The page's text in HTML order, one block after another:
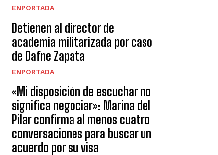
ENPORTADA
Detienen al director de
academia militarizada por caso
de Dafne Zapata
ENPORTADA
«Mi disposición de escuchar no
significa negociar»: Marina del
Pilar confirma al menos cuatro
conversaciones para buscar un
acuerdo por su visa